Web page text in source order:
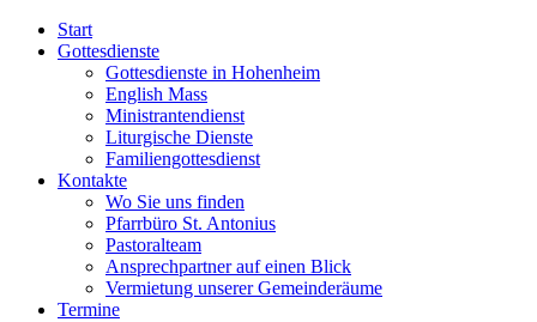
Start
Gottesdienste
Gottesdienste in Hohenheim
English Mass
Ministrantendienst
Liturgische Dienste
Familiengottesdienst
Kontakte
Wo Sie uns finden
Pfarrbüro St. Antonius
Pastoralteam
Ansprechpartner auf einen Blick
Vermietung unserer Gemeinderäume
Termine